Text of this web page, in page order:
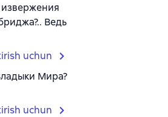
Ведь
uchun
Мира?
uchun